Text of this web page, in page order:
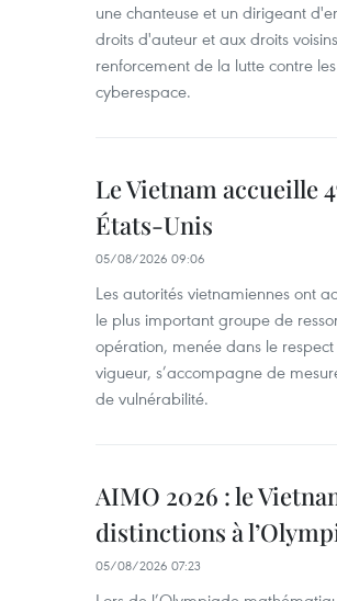
une chanteuse et un dirigeant
droits d'auteur et aux droits
renforcement de la lutte contre
cyberespace.
Le Vietnam accueille
États-Unis
05/08/2026 09:06
Les autorités vietnamiennes ont
le plus important groupe de
opération, menée dans le
vigueur, s’accompagne de
de vulnérabilité.
AIMO 2026 : le
distinctions à
05/08/2026 07:23